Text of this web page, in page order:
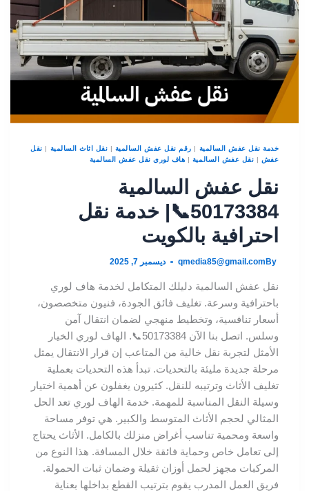
خدمة نقل عفش السالمية | رقم نقل عفش السالمية | نقل اثاث السالمية | نقل
عفش | نقل عفش السالمية | هاف لوري نقل عفش السالمية
نقل عفش السالمية
50173384📞| خدمة نقل
احترافية بالكويت
By
qmedia85@gmail.com ديسمبر 7, 2025
نقل عفش السالمية دليلك المتكامل لخدمة هاف لوري
باحترافية وسرعة. تغليف فائق الجودة، فنيون متخصصون،
أسعار تنافسية، وتخطيط منهجي لضمان انتقال آمن
وسلس. اتصل بنا الآن 50173384📞. الهاف لوري الخيار
الأمثل لتجربة نقل خالية من المتاعب إن قرار الانتقال يمثل
مرحلة جديدة مليئة بالتحديات. تبدأ هذه التحديات بعملية
تغليف الأثاث وترتيبه للنقل. كثيرون يغفلون عن أهمية اختيار
وسيلة النقل المناسبة للمهمة. خدمة الهاف لوري تعد الحل
المثالي لحجم الأثاث المتوسط والكبير. هي توفر مساحة
واسعة ومحمية تناسب أغراض منزلك بالكامل. الأثاث يحتاج
إلى تعامل خاص وحماية فائقة خلال المسافة. هذا النوع من
المركبات مجهز لحمل أوزان ثقيلة وضمان ثبات الحمولة.
فريق العمل المدرب يقوم بترتيب القطع بداخلها بعناية